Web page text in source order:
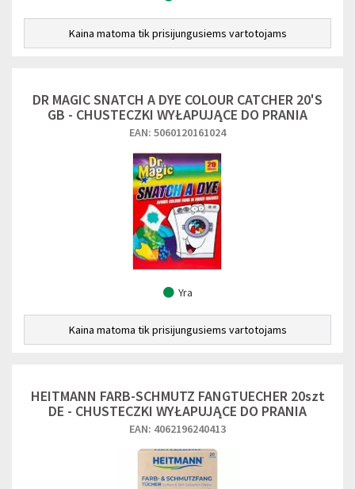
Kaina matoma tik prisijungusiems vartotojams
DR MAGIC SNATCH A DYE COLOUR CATCHER 20'S
GB - CHUSTECZKI WYŁAPUJĄCE DO PRANIA
EAN: 5060120161024
Yra
Kaina matoma tik prisijungusiems vartotojams
HEITMANN FARB-SCHMUTZ FANGTUECHER 20szt
DE - CHUSTECZKI WYŁAPUJĄCE DO PRANIA
EAN: 4062196240413